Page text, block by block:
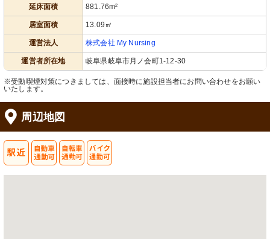
外観
モダンなデザインが特徴の建物です。
快適な就業環境が整っていますので、
働きやすいでしょう。
自然光が差し込む広々とした空間で、
延床面積 881.76m²
居室面積 13.09㎡
運営法人 株式会社 My Nursing
運営者所在地 岐阜県岐阜市月ノ会町1-12-30
※受動喫煙対策につきましては、面接時に施設担当者にお問い合わせをお願い
いたします。
周辺地図